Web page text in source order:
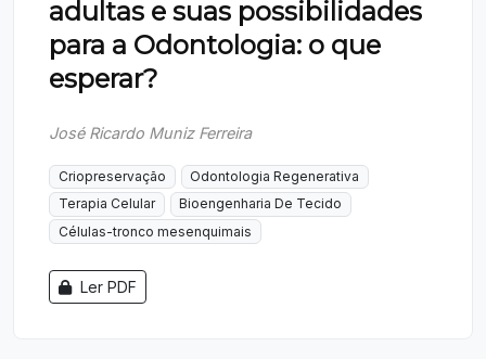
adultas e suas possibilidades
para a Odontologia: o que
esperar?
José Ricardo Muniz Ferreira
Criopreservação
Odontologia Regenerativa
Terapia Celular
Bioengenharia De Tecido
Células-tronco mesenquimais
Ler PDF